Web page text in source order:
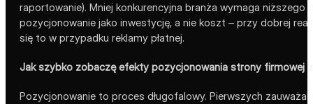
raportowanie). Mniej konkurencyjna branża wymaga
pozycjonowanie jako inwestycję, a nie koszt – przy dobrej
się to w przypadku reklamy płatnej.
Jak szybko zobaczę efekty pozycjonowania strony firmowej
Pozycjonowanie to proces długofalowy. Pierwszych